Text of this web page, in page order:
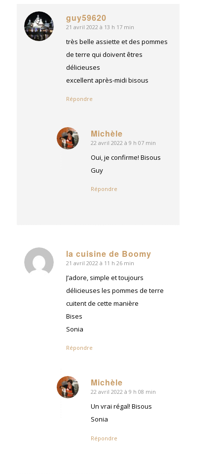
guy59620
dit
:
21 avril 2022 à 13 h 17 min
très belle assiette et des pommes
de terre qui doivent êtres
délicieuses
excellent après-midi bisous
Répondre
Michèle
dit
22 avril 2022 à 9 h 07 min
Oui, je confirme! Bisous
Guy
Répondre
la cuisine de Boomy
dit
21 avril 2022 à 11 h 26 min
J’adore, simple et toujours
délicieuses les pommes de terre
cuitent de cette manière
Bises
Sonia
Répondre
Michèle
dit
22 avril 2022 à 9 h 08 min
Un vrai régal! Bisous
Sonia
Répondre